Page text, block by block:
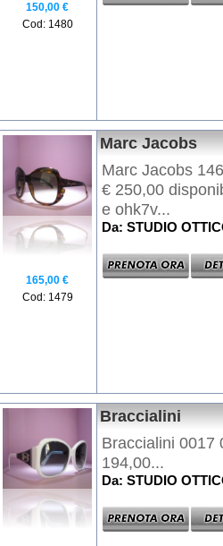
150,00 €
Cod: 1480
165,00 €
Cod: 1479
Marc Jacobs
Marc Jacobs
€ 250,00
e ohk7v...
Da: STUDIO
Braccialini
Braccialini 0017
194,00...
Da: STUDIO